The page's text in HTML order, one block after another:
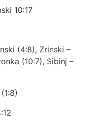
10:17
(4:8), Zrinski –
(10:7), Sibinj –